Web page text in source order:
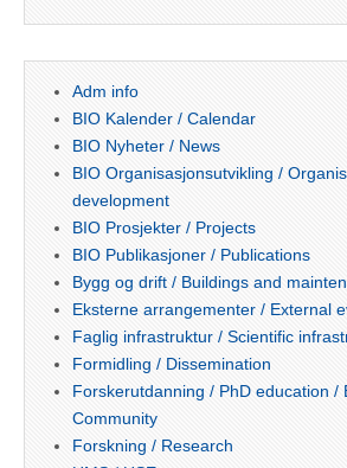
Adm info
BIO Kalender / Calendar
BIO Nyheter / News
BIO Organisasjonsutvikling /
development
BIO Prosjekter / Projects
BIO Publikasjoner / Publications
Bygg og drift / Buildings and
Eksterne arrangementer / External
Faglig infrastruktur / Scientific
Formidling / Dissemination
Forskerutdanning / PhD education /
Community
Forskning / Research